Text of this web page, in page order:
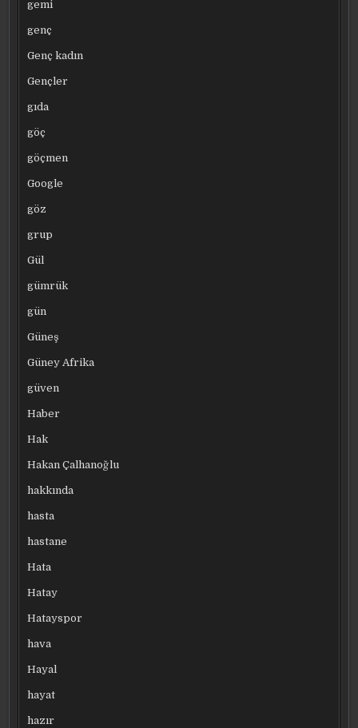
gemi
genç
Genç kadın
Gençler
gıda
göç
göçmen
Google
göz
grup
Gül
gümrük
gün
Güneş
Güney Afrika
güven
Haber
Hak
Hakan Çalhanoğlu
hakkında
hasta
hastane
Hata
Hatay
Hatayspor
hava
Hayal
hayat
hazır